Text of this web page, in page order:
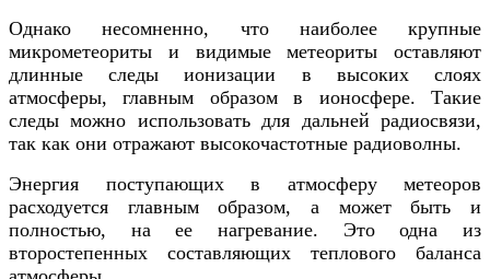
Однако несомненно, что наиболее крупные
микрометеориты и видимые метеориты оставляют
длинные следы ионизации в высоких слоях
атмосферы, главным образом в ионосфере. Такие
следы можно использовать для дальней радиосвязи,
так как они отражают высокочастотные радиоволны.
Энергия поступающих в атмосферу метеоров
расходуется главным образом, а может быть и
полностью, на ее нагревание. Это одна из
второстепенных составляющих теплового баланса